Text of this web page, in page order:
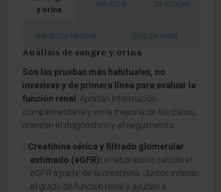
y orina
eléctrica
de imagen
Medicina Nuclear Biopsia renal
Análisis de sangre y orina
Son las pruebas más habituales, no
invasivas y de primera línea para evaluar la
función renal
. Aportan información
complementaria y, en la mayoría de los casos,
orientan el diagnóstico y el seguimiento.
Creatinina sérica y filtrado glomerular
estimado (eGFR): el laboratorio calcula el
eGFR a partir de la creatinina. Juntos indican
el grado de función renal y ayudan a